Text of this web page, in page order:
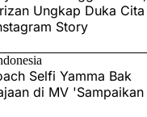
Ungkap Duka Cita
Story
Selfi Yamma Bak
di MV 'Sampaikan